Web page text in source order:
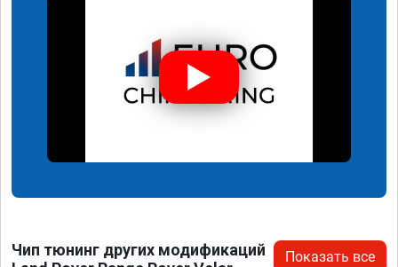
Чип тюнинг других модификаций
Показать все